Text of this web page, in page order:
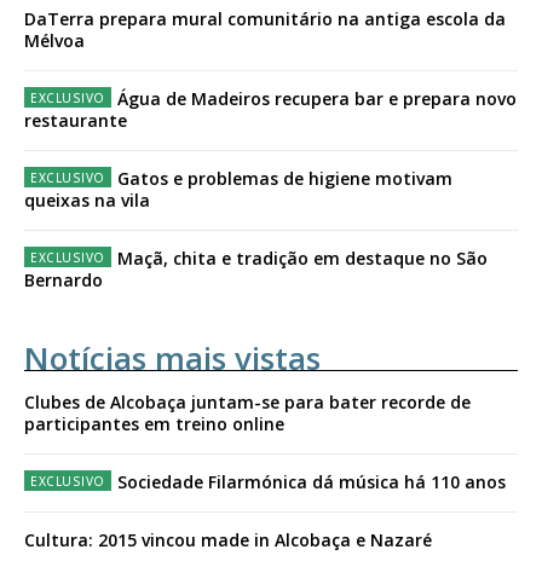
DaTerra prepara mural comunitário na antiga escola da
Mélvoa
Água de Madeiros recupera bar e prepara novo
restaurante
Gatos e problemas de higiene motivam
queixas na vila
Maçã, chita e tradição em destaque no São
Bernardo
Notícias mais vistas
Clubes de Alcobaça juntam-se para bater recorde de
participantes em treino online
Sociedade Filarmónica dá música há 110 anos
Cultura: 2015 vincou made in Alcobaça e Nazaré